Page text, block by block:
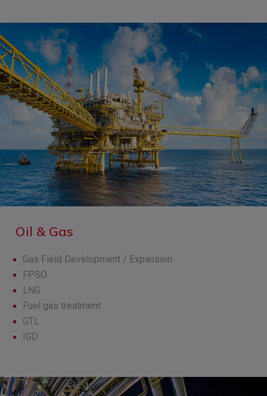
Oil & Gas
Gas Field Development / Expansion
FPSO
LNG
Fuel gas treatment
GTL
IGD